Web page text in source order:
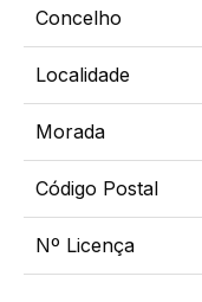
Concelho
Localidade
Morada
Código Postal
Nº Licença